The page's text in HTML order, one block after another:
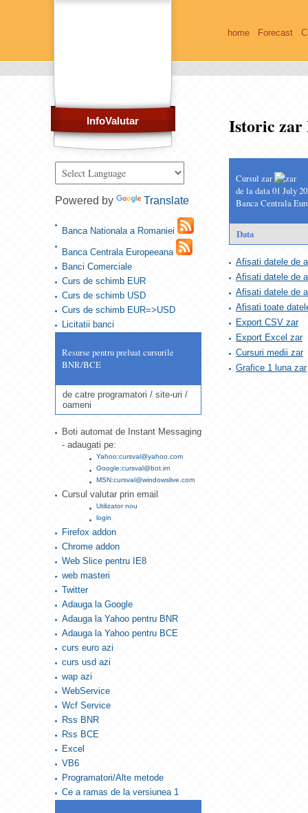
InfoValutar
home Forecast
Istoric zar
Cursul zar
de la data 01 July
Banca Centrala
Data
Afisati datele de
Afisati datele de
Afisati datele de
Afisati toate
Export CSV zar
Export Excel zar
Cursuri medii zar
Grafice 1 luna zar
Powered by Translate
Banca Nationala a Romaniei
Banca Centrala Europeeana
Banci Comerciale
Curs de schimb EUR
Curs de schimb USD
Curs de schimb EUR=>USD
Licitatii banci
Resurse pentru preluat cursurile
BNR/BCE
de catre programatori / site-uri /
oameni
Boti automat de Instant Messaging
- adaugati pe:
Yahoo:cursval@yahoo.com
Google:cursval@bot.im
MSN:cursval@windowslive.com
Cursul valutar prin email
Utilizator nou
login
Firefox addon
Chrome addon
Web Slice pentru IE8
web masteri
Twitter
Adauga la Google
Adauga la Yahoo pentru BNR
Adauga la Yahoo pentru BCE
curs euro azi
curs usd azi
wap azi
WebService
Wcf Service
Rss BNR
Rss BCE
Excel
VB6
Programatori/Alte metode
Ce a ramas de la versiunea 1